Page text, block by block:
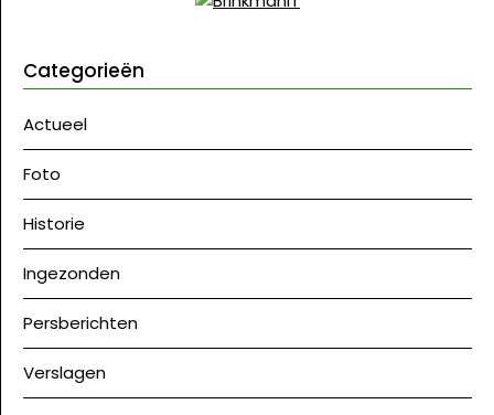
Categorieën
Actueel
Foto
Historie
Ingezonden
Persberichten
Verslagen